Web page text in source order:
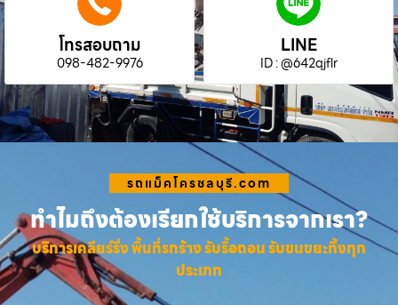
โทรสอบถาม
098-482-9976
LINE
ID : @642qjflr
รถแม็คโครชลบุรี.com
ทำไมถึงต้องเรียกใช้บริการจากเรา?
บริการเคลียร์ริ่ง พื้นที่รกร้าง รับรื้อถอน รับขนขยะทิ้งทุก
ประเภท